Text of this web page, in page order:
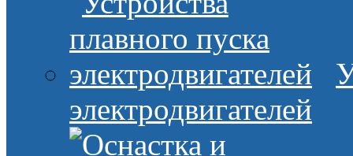
электродвигателей